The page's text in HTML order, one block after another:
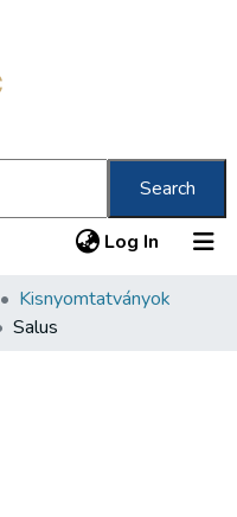
Search
Log In (current)
Kisnyomtatványok
Salus